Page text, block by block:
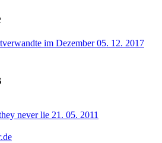
im Dezember 05. 12. 2017
never lie 21. 05. 2011